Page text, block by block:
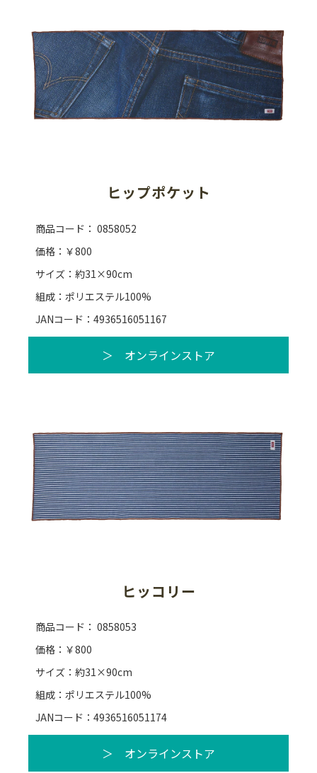
ヒップポケット
商品コード： 0858052
価格：￥800
サイズ：約31×90cm
組成：ポリエステル100%
JANコード：4936516051167
＞ オンラインストア
ヒッコリー
商品コード： 0858053
価格：￥800
サイズ：約31×90cm
組成：ポリエステル100%
JANコード：4936516051174
＞ オンラインストア